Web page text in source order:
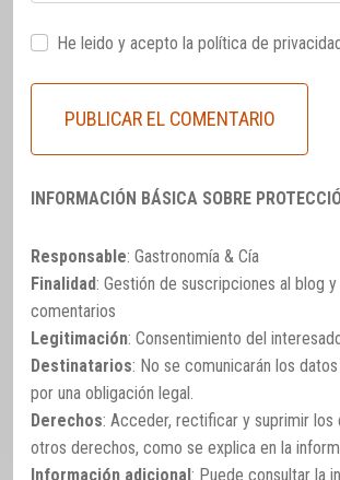
He leido y acepto la política de
INFORMACIÓN BÁSICA SOBRE
Responsable: Gastronomía & Cía
Finalidad: Gestión de suscripciones al blog
comentarios
Legitimación: Consentimiento del
Destinatarios: No se comunicarán los
por una obligación legal.
Derechos: Acceder, rectificar y suprimir los
otros derechos, como se explica en la
Información adicional: Puede consultar la